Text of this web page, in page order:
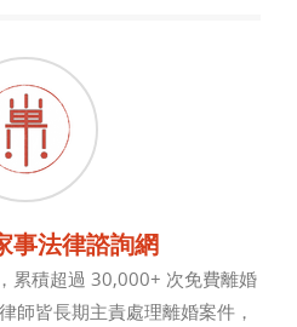
事法律諮詢網
累積超過 30,000+ 次免費離婚
師皆長期主責處理離婚案件，